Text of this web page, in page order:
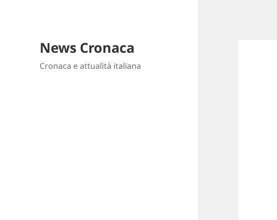
News Cronaca
Cronaca e attualità italiana